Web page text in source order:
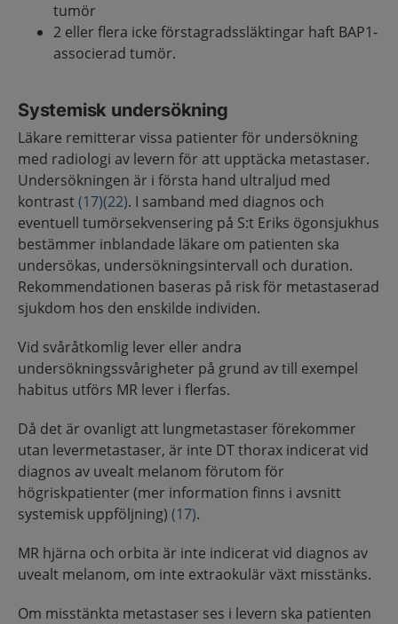
tumör
2 eller flera icke förstagradssläktingar haft BAP1-
associerad tumör.
Systemisk undersökning
Läkare remitterar vissa patienter för undersökning
med radiologi av levern för att upptäcka metastaser.
Undersökningen är i första hand ultraljud med
kontrast(17)(22). I samband med diagnos och
eventuell tumörsekvensering på S:t Eriks ögonsjukhus
bestämmer inblandade läkare om patienten ska
undersökas, undersökningsintervall och duration.
Rekommendationen baseras på risk för metastaserad
sjukdom hos den enskilde individen.
Vid svåråtkomlig lever eller andra
undersökningssvårigheter på grund av till exempel
habitus utförs MR lever i flerfas.
Då det är ovanligt att lungmetastaser förekommer
utan levermetastaser, är inte DT thorax indicerat vid
diagnos av uvealt melanom förutom för
högriskpatienter (mer information finns i avsnitt
systemisk uppföljning) (17).
MR hjärna och orbita är inte indicerat vid diagnos av
uvealt melanom, om inte extraokulär växt misstänks.
Om misstänkta metastaser ses i levern ska patienten